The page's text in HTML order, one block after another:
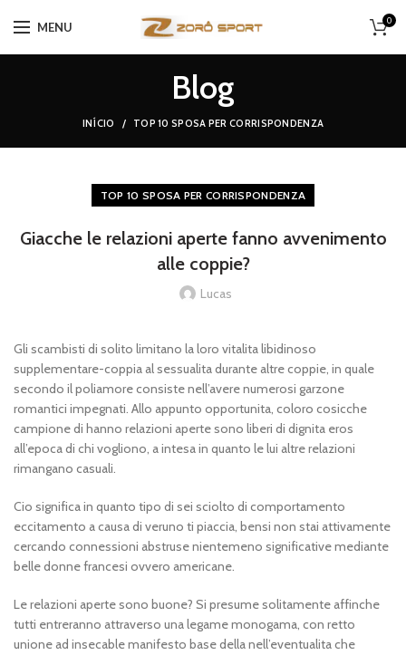
MENU 0
Blog
INÍCIO TOP 10 SPOSA PER CORRISPONDENZA
TOP 10 SPOSA PER CORRISPONDENZA
Giacche le relazioni aperte fanno avvenimento
alle coppie?
Lucas
Gli scambisti di solito limitano la loro vitalita libidinoso
supplementare-coppia al sessualita durante altre coppie, in quale
secondo il poliamore consiste nell’avere numerosi garzone
romantici impegnati. Allo appunto opportunita, coloro cosicche
campione di hanno relazioni aperte sono liberi di dignita eros
all’epoca di chi vogliono, a intesa in quanto le lui altre relazioni
rimangano casuali.
Cio significa in quanto tipo di sei sciolto di comportamento
eccitamento a causa di veruno ti piaccia, bensi non stai attivamente
cercando connessioni abstruse nientemeno significative mediante
belle donne francesi ovvero americane.
Le relazioni aperte sono buone? Si presume solitamente affinche
tutti entreranno attraverso una legame monogama, con retto
unione ad insecable manifesto base della nell’eventualita che